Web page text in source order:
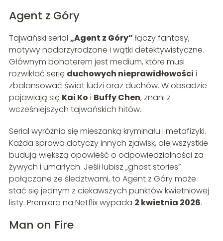
Agent z Góry
Tajwański serial „Agent z Góry” łączy fantasy,
motywy nadprzyrodzone i wątki detektywistyczne.
Głównym bohaterem jest medium, które musi
rozwikłać serię duchowych nieprawidłowości i
zbalansować świat ludzi oraz duchów. W obsadzie
pojawiają się Kai Ko i Buffy Chen, znani z
wcześniejszych tajwańskich hitów.
Serial wyróżnia się mieszanką kryminału i metafizyki.
Każda sprawa dotyczy innych zjawisk, ale wszystkie
budują większą opowieść o odpowiedzialności za
żywych i umarłych. Jeśli lubisz „ghost stories”
połączone ze śledztwami, to Agent z Góry może
stać się jednym z ciekawszych punktów kwietniowej
listy. Premiera na Netflix wypada 2 kwietnia 2026.
Man on Fire